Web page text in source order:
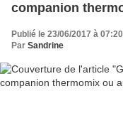
companion
Publié le 23/06/2017 à 07:20
Par Sandrine